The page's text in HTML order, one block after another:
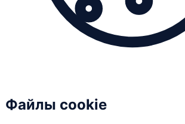
Файлы cookie